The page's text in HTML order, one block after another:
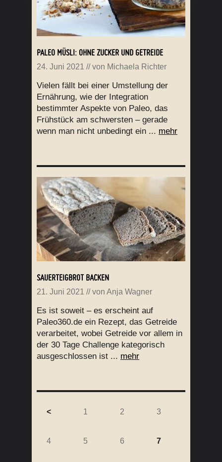
PALEO MÜSLI: OHNE ZUCKER UND GETREIDE
24. Juni 2021 // von Michaela Richter
Vielen fällt bei einer Umstellung der
Ernährung, wie der Integration
bestimmter Aspekte von Paleo, das
Frühstück am schwersten – gerade
wenn man nicht unbedingt ein ... mehr
SAUERTEIGBROT BACKEN
21. Juni 2021 // von Anja Wagner
Es ist soweit – es erscheint auf
Paleo360.de ein Rezept, das Getreide
verarbeitet, wobei Getreide vor allem in
der 30 Tage Challenge kategorisch
ausgeschlossen ist ... mehr
< 1 2 3
4 5 6 7